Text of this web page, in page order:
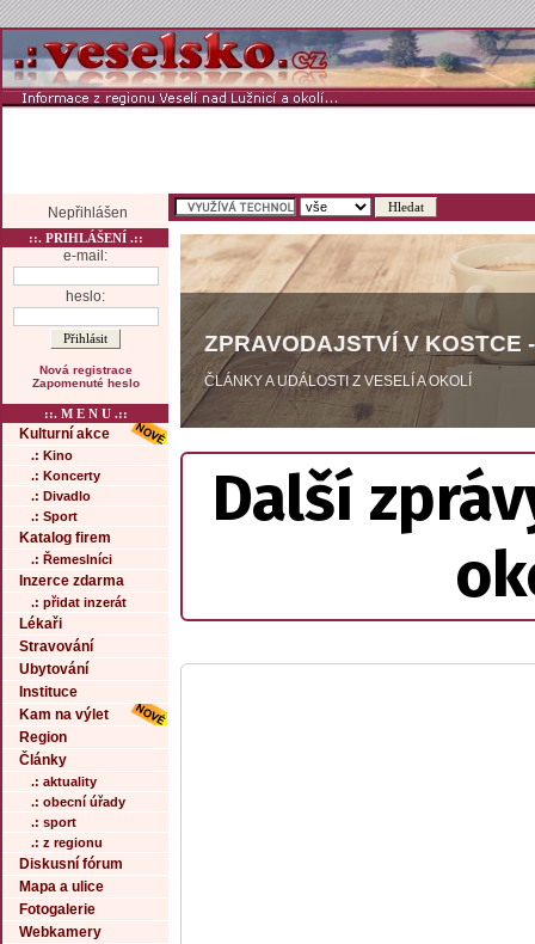
Nepřihlášen
::. PRIHLÁŠENÍ .::
e-mail:
heslo:
Nová registrace
Zapomenuté heslo
::. M E N U .::
Kulturní akce
.: Kino
.: Koncerty
.: Divadlo
.: Sport
Katalog firem
.: Řemeslníci
Inzerce zdarma
.: přidat inzerát
Lékaři
Stravování
Ubytování
Instituce
Kam na výlet
Region
Články
.: aktuality
.: obecní úřady
.: sport
.: z regionu
Diskusní fórum
Mapa a ulice
Fotogalerie
Webkamery
ZPRAVODAJSTVÍ V KOSTCE
ČLÁNKY A UDÁLOSTI Z VESELÍ A OKOLÍ
Další